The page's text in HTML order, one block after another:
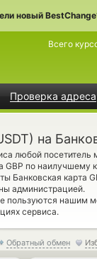
новый
Проверка адреса
Всего
на
любой посетитель
GBP по наилучшему
Банковская карта
администрацией.
пользуются нашим
сервиса.
Обратный обмен